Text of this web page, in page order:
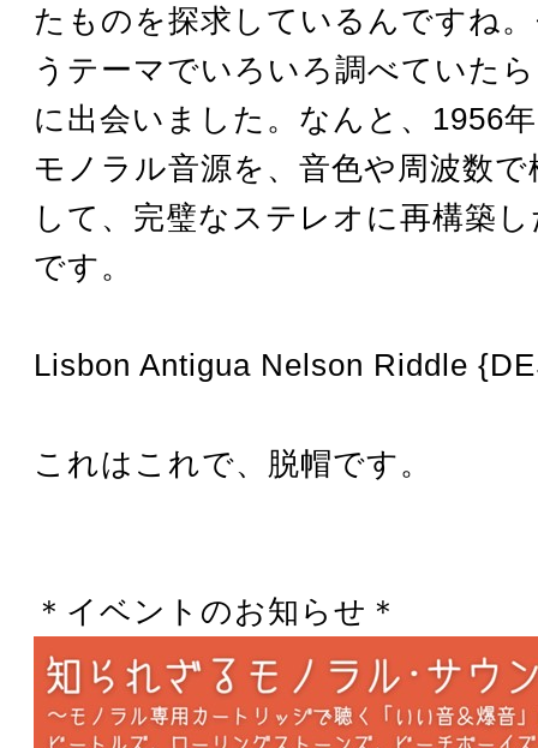
たものを探求しているんですね
うテーマでいろいろ調べていた
に出会いました。なんと、1956
モノラル音源を、音色や周波数
して、完璧なステレオに再構築
です。
Lisbon Antigua Nelson Riddle
これはこれで、脱帽です。
＊イベントのお知らせ＊